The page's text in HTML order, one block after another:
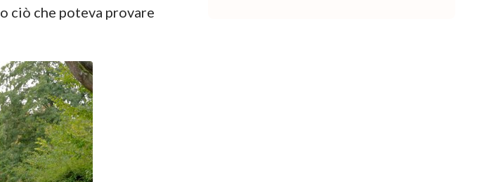
ciò che poteva provare